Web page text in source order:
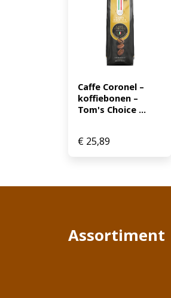
Caffe Coronel –
koffiebonen –
Tom's Choice ...
€ 25,89
Assortiment